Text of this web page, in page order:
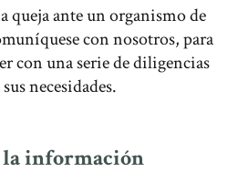
queja ante un organismo de
con nosotros, para
con una serie de diligencias
necesidades.
la información